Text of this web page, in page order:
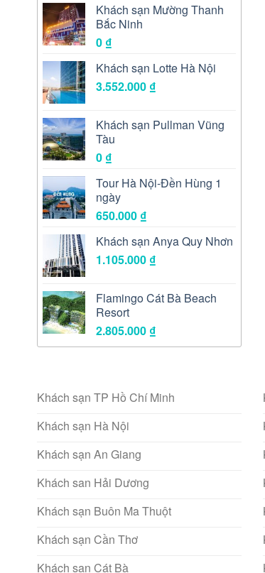
Khách sạn Mường Thanh
Bắc Ninh
0 ₫
Khách sạn Lotte Hà Nội
3.552.000 ₫
Khách sạn Pullman Vũng
Tàu
0 ₫
Tour Hà Nội-Đền Hùng 1
ngày
650.000 ₫
Khách sạn Anya Quy Nhơn
1.105.000 ₫
Flamingo Cát Bà Beach
Resort
2.805.000 ₫
Khách sạn TP Hồ Chí Minh
Khách sạn Hà Nội
Khách sạn An Giang
Khách san Hải Dương
Khách sạn Buôn Ma Thuột
Khách sạn Cần Thơ
Khách sạn Cát Bà